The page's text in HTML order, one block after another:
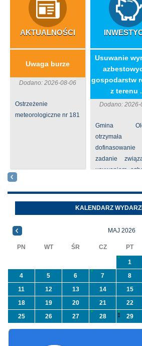
AKTUALNOŚCI
Uwaga burze
Dodano: 2026-08-06
Ostrzeżenie
meteorologiczne nr 181
​Usuwanie
gospodarstw
z terenu
Dodano: 2026-
Gmina
otrzymała
zadanie
usuwaniem
azbest w
programu
priorytetowego
KALENDARZ
MAJ 2026
PN WT ŚR CZ PT
1
4
5 6 7 8
11
12 13 14 15
18
19 20 21 22
25
26 27 28 29